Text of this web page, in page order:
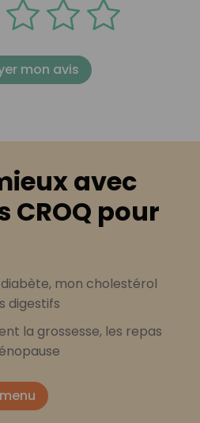
mon avis
avec
CROQ pour
mon cholestérol
digestifs
la grossesse, les repas